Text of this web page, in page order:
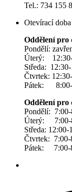
Tel.: 734 155
Otevírací doba
Oddělení pro
Pondělí:
Úterý:
Středa:
Čtvrtek:
Pátek: 8:00-
Oddělení pro
Pondělí:
Úterý: 7:00-
Středa: 12:00-
Čtvrtek: 7:00-
Pátek: 7:00-